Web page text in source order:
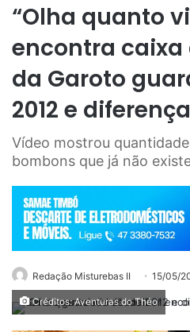
“Olha quanto
encontra
da Garoto
2012 e
Vídeo mostrou
bombons que já não
Redação Misturebas II 15/05/
Créditos: Aventuras do Théo